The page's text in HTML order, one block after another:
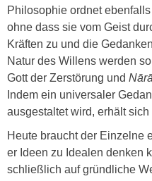
Philosophie ordnet
ohne dass sie vom Geist
Kräften zu und die
Natur des Willens werden
Gott der Zerstörung und
Indem ein universaler
ausgestaltet wird, erhält sich
Heute braucht der Einzelne
er Ideen zu Idealen denken
schließlich auf gründliche